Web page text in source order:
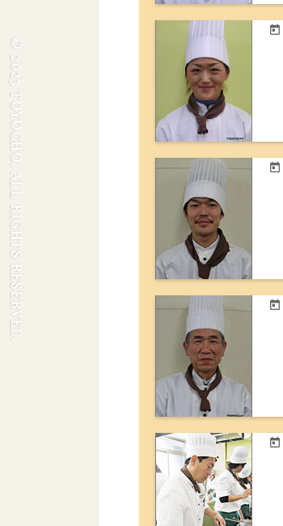
© 2023 TOYOCHO. ALL RIGHTS RESERVED.